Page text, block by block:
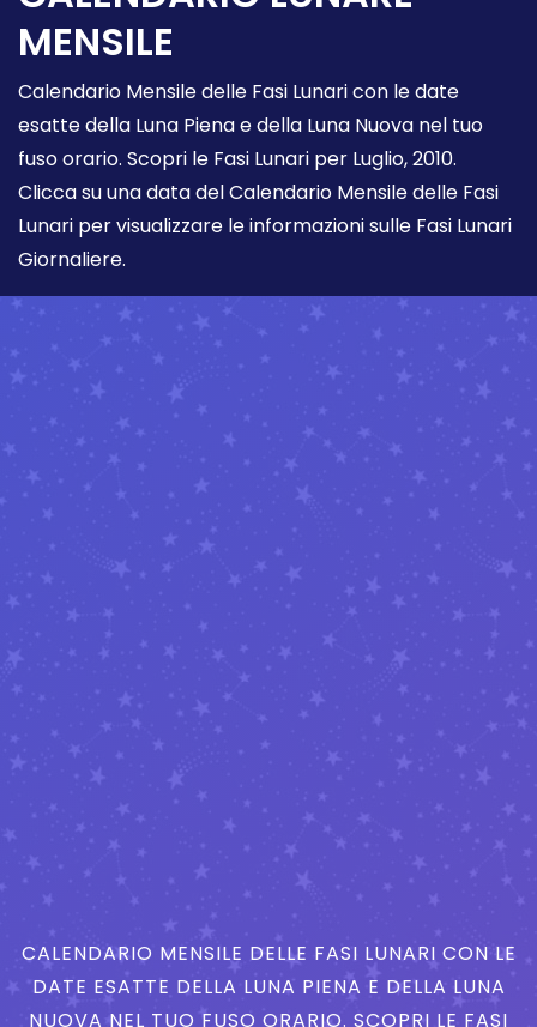
MENSILE
Calendario Mensile delle Fasi Lunari con le date
esatte della Luna Piena e della Luna Nuova nel tuo
fuso orario. Scopri le Fasi Lunari per Luglio, 2010.
Clicca su una data del Calendario Mensile delle Fasi
Lunari per visualizzare le informazioni sulle Fasi Lunari
Giornaliere.
CALENDARIO MENSILE DELLE FASI LUNARI CON LE
DATE ESATTE DELLA LUNA PIENA E DELLA LUNA
NUOVA NEL TUO FUSO ORARIO. SCOPRI LE FASI